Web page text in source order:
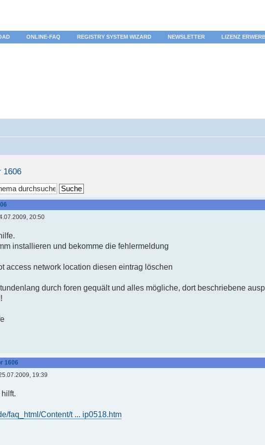
ONLINE-FAQ REGISTRY SYSTEM WIZARD NEWSLETTER LIZENZ
1606
20:50
installieren und bekomme die fehlermeldung
access network location diesen eintrag löschen
durch foren gequält und alles mögliche, dort beschriebene
1606
19:39
faq_html/Content/t ... ip0518.htm